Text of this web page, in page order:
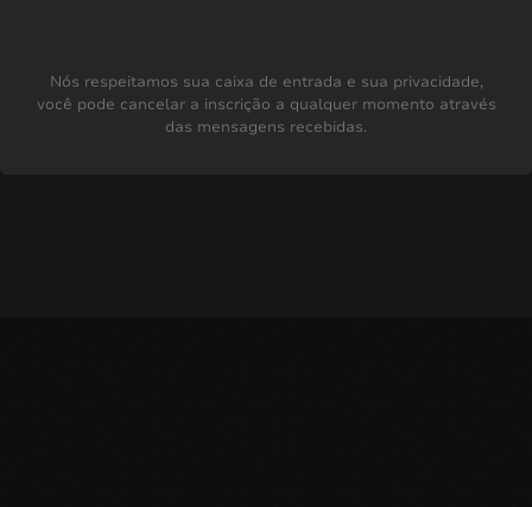
Nós respeitamos sua caixa de entrada e sua privacidade,
você pode cancelar a inscrição a qualquer momento através
das mensagens recebidas.